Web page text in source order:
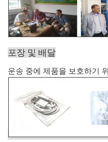
포장 및 배달
운송 중에 제품을 보호하기